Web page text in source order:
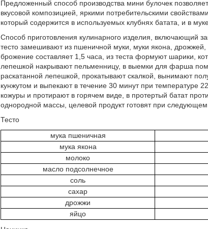
Предложенный способ производства мини булочек
вкусовой композицией, яркими потребительскими
который содержится в используемых клубнях батата, и в
Способ приготовления кулинарного изделия, включающий
тесто замешивают из пшеничной муки, муки якона,
брожение составляет 1,5 часа, из теста формуют шарики,
лепешкой накрывают пельменницу, в выемки для фарша
раскатанной лепешкой, прокатывают скалкой, вынимают
кунжутом и выпекают в течение 30 минут при температуре
кожуры и протирают в горячем виде, в протертый батат
однородной массы, целевой продукт готовят при
Тесто
мука пшеничная
мука якона
молоко
масло подсолнечное
соль
сахар
дрожжи
яйцо